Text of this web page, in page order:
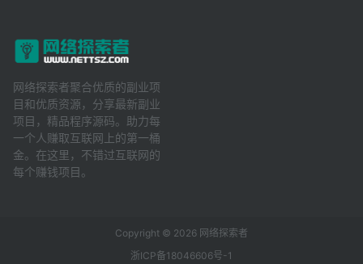
网络探索者聚合优质的副业项
目和优质资源，分享最新副业
项目，精品程序源码。助力每
一个人赚取互联网上的第一桶
金。在这里，不错过互联网的
每个赚钱项目。
Copyright © 2026 网络探索者
浙ICP备18046606号-1